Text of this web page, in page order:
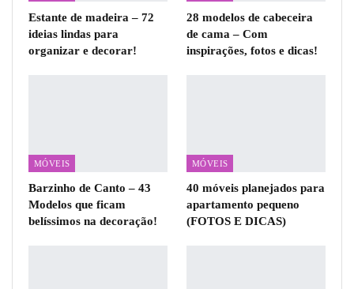
Estante de madeira – 72
ideias lindas para
organizar e decorar!
28 modelos de cabeceira
de cama – Com
inspirações, fotos e dicas!
MÓVEIS
Barzinho de Canto – 43
Modelos que ficam
belíssimos na decoração!
MÓVEIS
40 móveis planejados para
apartamento pequeno
(FOTOS E DICAS)